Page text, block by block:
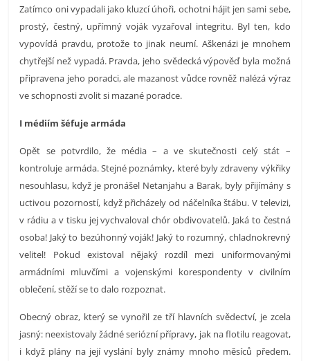
Zatímco oni vypadali jako kluzcí úhoři, ochotni hájit jen sami sebe,
prostý, čestný, upřímný voják vyzařoval integritu. Byl ten, kdo
vypovídá pravdu, protože to jinak neumí. Aškenázi je mnohem
chytřejší než vypadá. Pravda, jeho svědecká výpověď byla možná
připravena jeho poradci, ale mazanost vůdce rovněž nalézá výraz
ve schopnosti zvolit si mazané poradce.
I médiím šéfuje armáda
Opět se potvrdilo, že média – a ve skutečnosti celý stát –
kontroluje armáda. Stejné poznámky, které byly zdraveny výkřiky
nesouhlasu, když je pronášel Netanjahu a Barak, byly přijímány s
uctivou pozorností, když přicházely od náčelníka štábu. V televizi,
v rádiu a v tisku jej vychvaloval chór obdivovatelů. Jaká to čestná
osoba! Jaký to bezúhonný voják! Jaký to rozumný, chladnokrevný
velitel! Pokud existoval nějaký rozdíl mezi uniformovanými
armádními mluvčími a vojenskými korespondenty v civilním
oblečení, stěží se to dalo rozpoznat.
Obecný obraz, který se vynořil ze tří hlavních svědectví, je zcela
jasný: neexistovaly žádné seriózní přípravy, jak na flotilu reagovat,
i když plány na její vyslání byly známy mnoho měsíců předem.